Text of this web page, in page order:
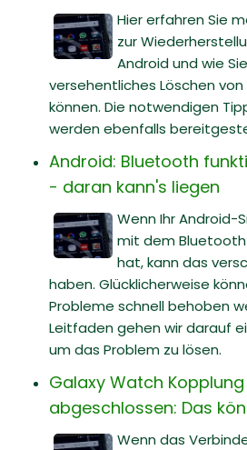
Hier erfahren Sie
zur
Android und wie
versehentliches Löschen
können. Die notwendigen
werden ebenfalls
Android: Bluetooth
- daran kann's liegen
Wenn Ihr Android-
mit dem
hat, kann das
haben. Glücklicherweise
Probleme schnell behoben
Leitfaden gehen wir darauf
um das Problem zu lösen.
Galaxy Watch
abgeschlossen: Das
Wenn das